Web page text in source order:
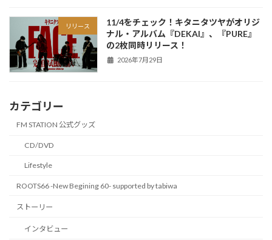
リリース
11/4をチェック！キタニタツヤがオリジ
ナル・アルバム『DEKAI』、『PURE』
の2枚同時リリース！
2026年7月29日
カテゴリー
FM STATION 公式グッズ
CD/DVD
Lifestyle
ROOTS66 -New Begining 60- supported by tabiwa
ストーリー
インタビュー